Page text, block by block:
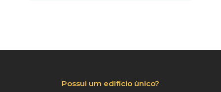
Possui um edifício único?